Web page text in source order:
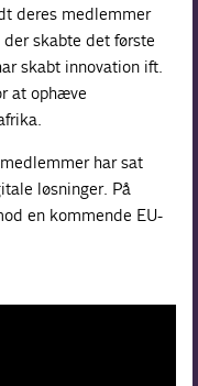
deres medlemmer
skabte det første
skabt innovation ift.
at ophæve
har sat
løsninger. På
en kommende EU-